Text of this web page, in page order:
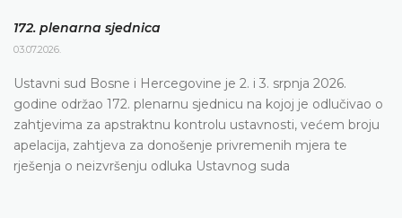
172. plenarna sjednica
03.07.2026.
Ustavni sud Bosne i Hercegovine je 2. i 3. srpnja 2026.
godine održao 172. plenarnu sjednicu na kojoj je odlučivao o
zahtjevima za apstraktnu kontrolu ustavnosti, većem broju
apelacija, zahtjeva za donošenje privremenih mjera te
rješenja o neizvršenju odluka Ustavnog suda